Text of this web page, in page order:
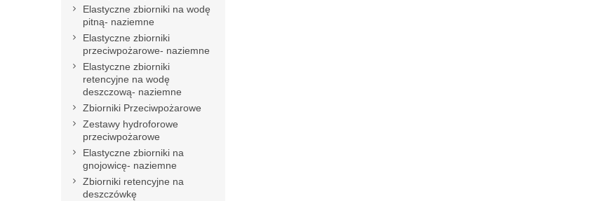
Elastyczne zbiorniki na wodę
pitną- naziemne
Elastyczne zbiorniki
przeciwpożarowe- naziemne
Elastyczne zbiorniki
retencyjne na wodę
deszczową- naziemne
Zbiorniki Przeciwpożarowe
Zestawy hydroforowe
przeciwpożarowe
Elastyczne zbiorniki na
gnojowicę- naziemne
Zbiorniki retencyjne na
deszczówkę